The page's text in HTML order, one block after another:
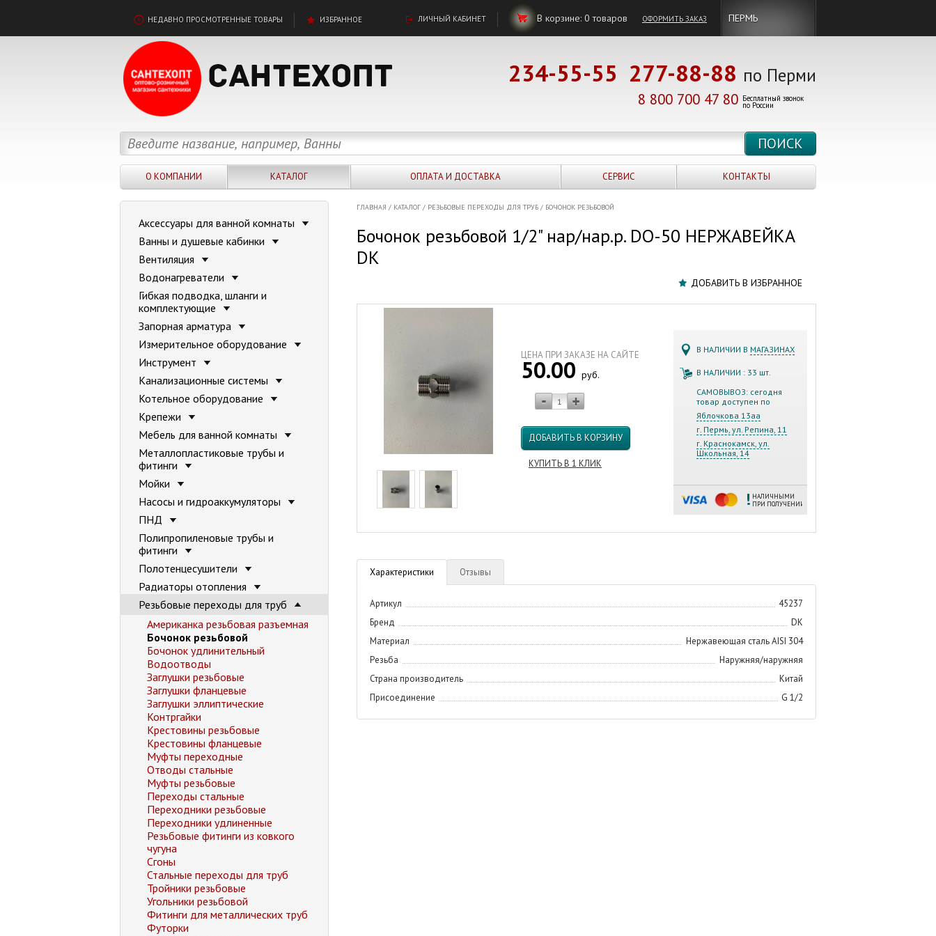
НЕДАВНО ПРОСМОТРЕННЫЕ ТОВАРЫ ИЗБРАННОЕ ЛИЧНЫЙ КАБИНЕТ В корзине: 0товаров ОФОРМИТЬ ЗАКАЗ ПЕРМЬ
234-55-55 277-88-88 по Перми
8 800 700 47 80 Бесплатный звонок
по России
О КОМПАНИИ КАТАЛОГ ОПЛАТА И ДОСТАВКА СЕРВИС КОНТАКТЫ
ГЛАВНАЯ / КАТАЛОГ / РЕЗЬБОВЫЕ ПЕРЕХОДЫ ДЛЯ ТРУБ / БОЧОНОК РЕЗЬБОВОЙ
Бочонок резьбовой 1/2" нар/нар.р. DO-50 НЕРЖАВЕЙКА
DK
ДОБАВИТЬ В ИЗБРАННОЕ
В НАЛИЧИИ В МАГАЗИНАХ
В НАЛИЧИИ : 33 шт.
САМОВЫВОЗ: сегодня
товар доступен по
Яблочкова 13аа
г. Пермь, ул. Репина, 11
г. Краснокамск, ул.
Школьная, 14
НАЛИЧНЫМИ
ПРИ ПОЛУЧЕНИИ
ЦЕНА ПРИ ЗАКАЗЕ НА САЙТЕ
50.00 руб.
ДОБАВИТЬ В КОРЗИНУ
КУПИТЬ В 1 КЛИК
Характеристики Отзывы
Артикул
45237
Бренд
DK
Материал
Нержавеющая сталь AISI 304
Резьба
Наружняя/наружняя
Страна производитель
Китай
Присоединение
G 1/2
Аксессуары для ванной комнаты
Ванны и душевые кабинки
Вентиляция
Водонагреватели
Гибкая подводка, шланги и
комплектующие
Запорная арматура
Измерительное оборудование
Инструмент
Канализационные системы
Котельное оборудование
Крепежи
Мебель для ванной комнаты
Металлопластиковые трубы и
фитинги
Мойки
Насосы и гидроаккумуляторы
ПНД
Полипропиленовые трубы и
фитинги
Полотенцесушители
Радиаторы отопления
Резьбовые переходы для труб
Американка резьбовая разъемная
Бочонок резьбовой
Бочонок удлинительный
Водоотводы
Заглушки резьбовые
Заглушки фланцевые
Заглушки эллиптические
Контргайки
Крестовины резьбовые
Крестовины фланцевые
Муфты переходные
Отводы стальные
Муфты резьбовые
Переходы стальные
Переходники резьбовые
Переходники удлиненные
Резьбовые фитинги из ковкого
чугуна
Сгоны
Стальные переходы для труб
Тройники резьбовые
Угольники резьбовой
Фитинги для металлических труб
Футорки